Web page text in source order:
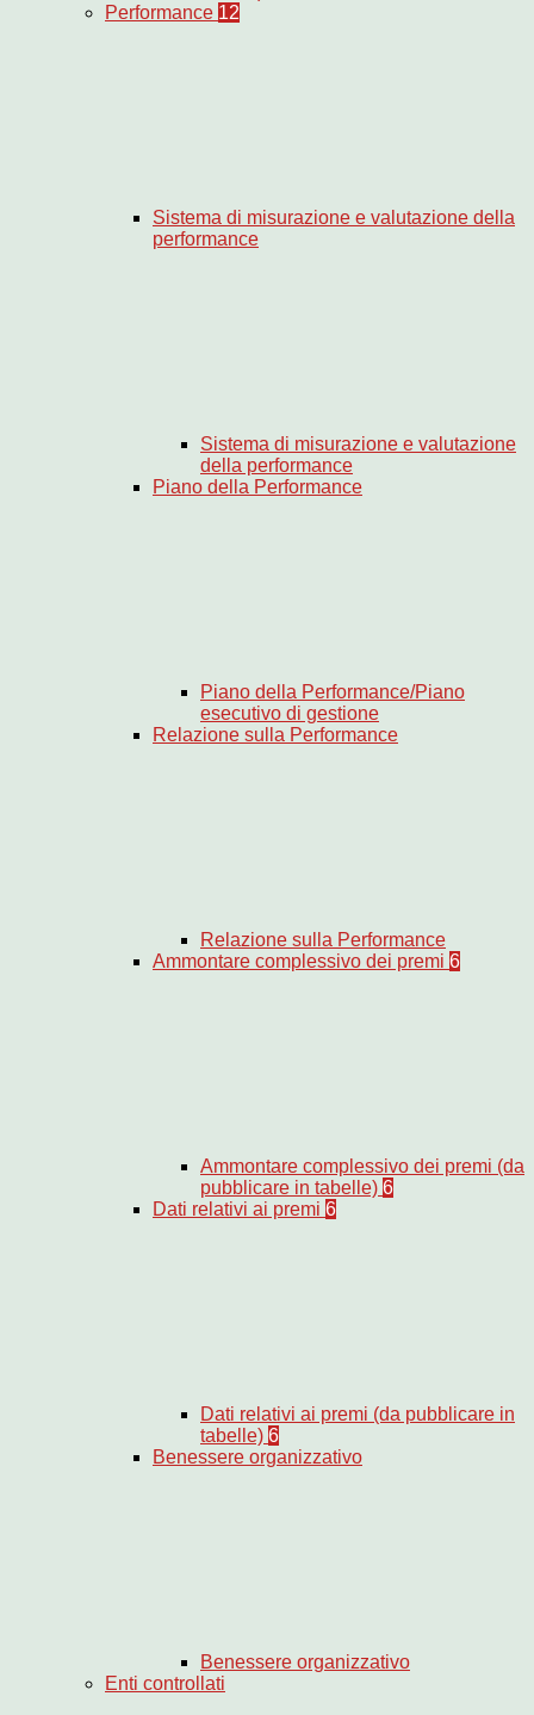
Performance 12
Sistema di misurazione e valutazione della
performance
Sistema di misurazione e valutazione
della performance
Piano della Performance
Piano della Performance/Piano
esecutivo di gestione
Relazione sulla Performance
Relazione sulla Performance
Ammontare complessivo dei premi 6
Ammontare complessivo dei premi (da
pubblicare in tabelle) 6
Dati relativi ai premi 6
Dati relativi ai premi (da pubblicare in
tabelle) 6
Benessere organizzativo
Benessere organizzativo
Enti controllati